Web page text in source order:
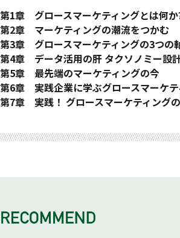
はじめに
日本におけるデジタルトランスフォーメ
アメリカでの成功事例
グロースマーケティングで、課題を解決す
第1章 グロースマーケティングとは何か
グロースマーケティングを知る
3つの軸
グロースマーケティングとグロースハック
ユーザーの行動を理解しなければニーズ
行動起点で見る～経験と勘では見えない
データで行動を押さえる～データドリブ
ユーザーの行動を一気通貫で押さえる
～クロスチャネル～
グロースチームの組成、マーケティング
第2章 マーケティングの潮流をつかむ
時代の変遷によるマーケティングの変化
マーケティング4.0からマーケティング5.0
アノニマスユーザー向けの打ち手
プロダクトアウトからプロダクトグロー
プロダクト自体が自走する仕組みが必要
デジタル一眼カメラα（アルファ）シリ
事例：フェンダー
デジタルマーケティング領域の課題
3：データドリブンマーケティングを牽引
第3章 グロースマーケティングの3つの
行動理解（Behavioral Analytics）
顧客行動を理解する目的
ファネルに「いびつなすぼみ」を生み出
マジックナンバー
高速で施策を繰り返す(Rapid Iteration）
グロースエンジン
PDCAからOODAループへ
短期的な視点と中長期的な視点
第4章 データ活用の肝 タクソノミー設
データ活用の4ステップ
ためる・整える・分析する・つかう
「整える」の流れ
共通IDを発行する
オフラインセッションを設定する
行動を詳細に定義する
ユーザープロパティ設計
第5章 最先端のマーケティングの今
ためる Snowflake
分析する Amplitude
第6章 実践企業に学ぶグロースマーケ
第7章 実践！ グロースマーケティング
ノーススターメトリック
タクソノミー設計
ノーススターメトリック